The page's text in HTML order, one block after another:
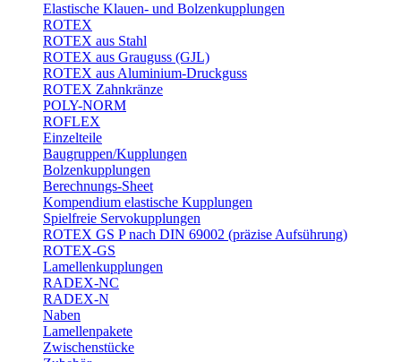
Elastische Klauen- und Bolzenkupplungen
ROTEX
ROTEX aus Stahl
ROTEX aus Grauguss (GJL)
ROTEX aus Aluminium-Druckguss
ROTEX Zahnkränze
POLY-NORM
ROFLEX
Einzelteile
Baugruppen/Kupplungen
Bolzenkupplungen
Berechnungs-Sheet
Kompendium elastische Kupplungen
Spielfreie Servokupplungen
ROTEX GS P nach DIN 69002 (präzise Aufsührung)
ROTEX-GS
Lamellenkupplungen
RADEX-NC
RADEX-N
Naben
Lamellenpakete
Zwischenstücke